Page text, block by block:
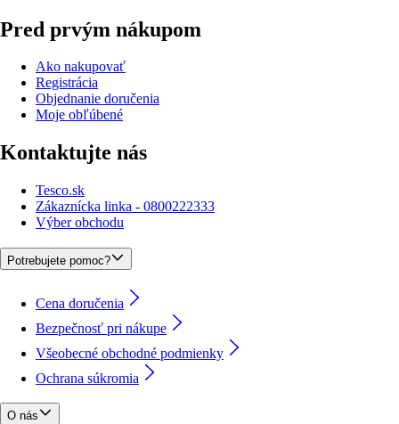
Pred prvým nákupom
Ako nakupovať
Registrácia
Objednanie doručenia
Moje obľúbené
Kontaktujte nás
Tesco.sk
Zákaznícka linka - 0800222333
Výber obchodu
Potrebujete pomoc?
Cena doručenia
Bezpečnosť pri nákupe
Všeobecné obchodné podmienky
Ochrana súkromia
O nás